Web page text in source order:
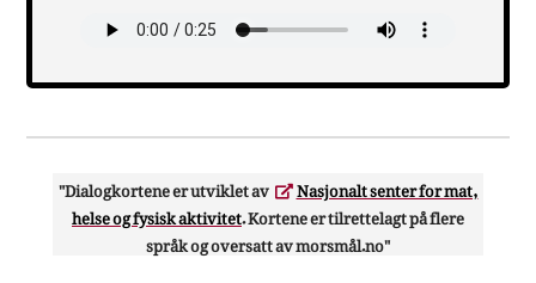
Dialogkortene er utviklet av Nasjonalt senter for mat,
helse og fysisk aktivitet. Kortene er tilrettelagt på flere
språk og oversatt av morsmål.no